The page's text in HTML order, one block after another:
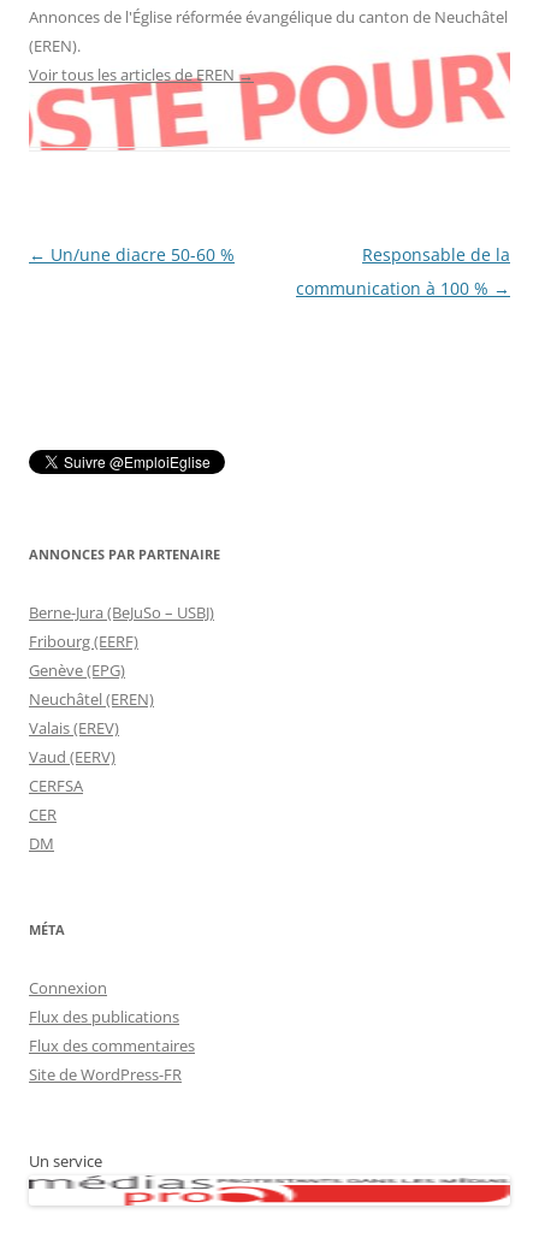
Annonces de l'Église réformée évangélique du canton de Neuchâtel
(EREN).
Voir tous les articles de EREN →
Navigation
← Un/une diacre 50-­60 %
Responsable de la
communication à 100 % →
ANNONCES PAR PARTENAIRE
Berne-Jura (BeJuSo – USBJ)
Fribourg (EERF)
Genève (EPG)
Neuchâtel (EREN)
Valais (EREV)
Vaud (EERV)
CERFSA
CER
DM
MÉTA
Connexion
Flux des publications
Flux des commentaires
Site de WordPress-FR
Un service